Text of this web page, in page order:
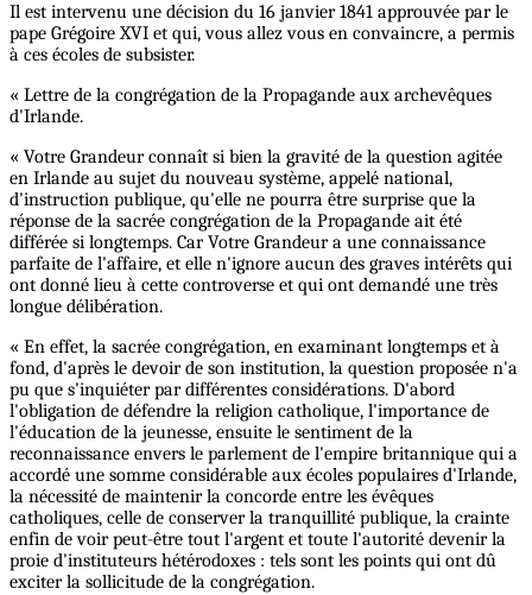
Il est intervenu une décision du 16 janvier 1841 approuvée par le
pape Grégoire XVI et qui, vous allez vous en convaincre, a permis
à ces écoles de subsister.
« Lettre de la congrégation de la Propagande aux archevêques
d'Irlande.
« Votre Grandeur connaît si bien la gravité de la question agitée
en Irlande au sujet du nouveau système, appelé national,
d'instruction publique, qu'elle ne pourra être surprise que la
réponse de la sacrée congrégation de la Propagande ait été
différée si longtemps. Car Votre Grandeur a une connaissance
parfaite de l'affaire, et elle n'ignore aucun des graves intérêts qui
ont donné lieu à cette controverse et qui ont demandé une très
longue délibération.
« En effet, la sacrée congrégation, en examinant longtemps et à
fond, d'après le devoir de son institution, la question proposée n'a
pu que s'inquiéter par différentes considérations. D'abord
l'obligation de défendre la religion catholique, l'importance de
l'éducation de la jeunesse, ensuite le sentiment de la
reconnaissance envers le parlement de l'empire britannique qui a
accordé une somme considérable aux écoles populaires d'Irlande,
la nécessité de maintenir la concorde entre les évêques
catholiques, celle de conserver la tranquillité publique, la crainte
enfin de voir peut-être tout l'argent et toute l'autorité devenir la
proie d'instituteurs hétérodoxes : tels sont les points qui ont dû
exciter la sollicitude de la congrégation.